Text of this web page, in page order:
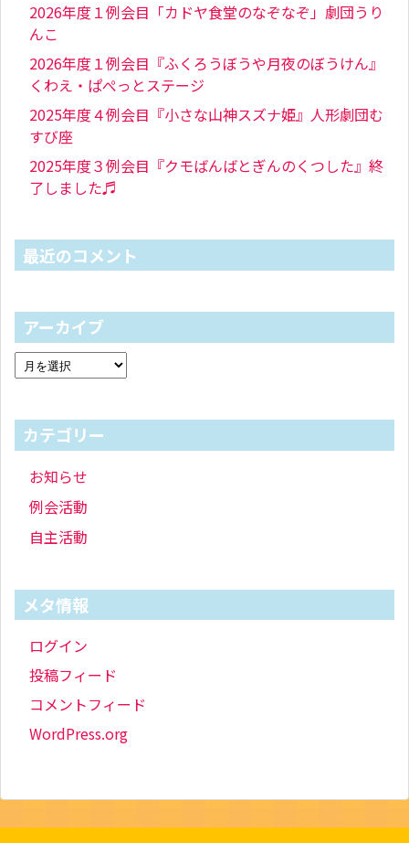
2026年度１例会目「カドヤ食堂のなぞなぞ」劇団うり
んこ
2026年度１例会目『ふくろうぼうや月夜のぼうけん』
くわえ・ぱぺっとステージ
2025年度４例会目『小さな山神スズナ姫』人形劇団む
すび座
2025年度３例会目『クモばんばとぎんのくつした』終
了しました♬
最近のコメント
アーカイブ
カテゴリー
お知らせ
例会活動
自主活動
メタ情報
ログイン
投稿フィード
コメントフィード
WordPress.org